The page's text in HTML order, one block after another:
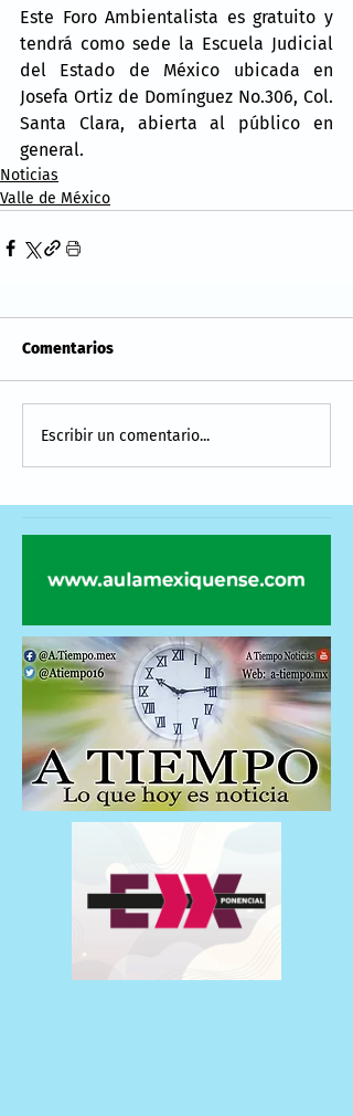
Este Foro Ambientalista es gratuito y
tendrá como sede la Escuela Judicial
del Estado de México ubicada en
Josefa Ortiz de Domínguez No.306, Col.
Santa Clara, abierta al público en
general.
Noticias
Valle de México
Comentarios
Escribir un comentario...